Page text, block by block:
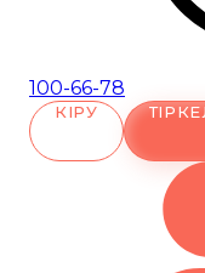
100-66-78
КІРУ